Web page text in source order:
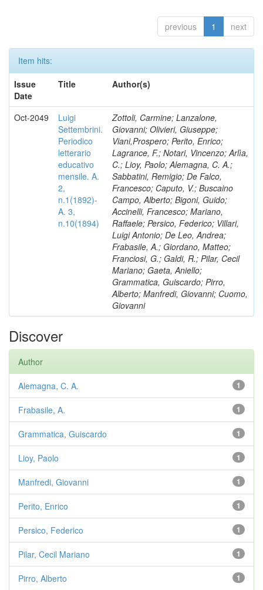
previous 1 next
Item hits:
Issue
Date
Title Author(s)
Oct-2049
Luigi
Settembrini.
Periodico
letterario
educativo
mensile. A.
2,
n.1(1892)-
A. 3,
n.10(1894)
Zottoli, Carmine; Lanzalone,
Giovanni; Olivieri, Giuseppe;
Viani,Prospero; Perito, Enrico;
Lagrance, F.; Notari, Vincenzo; Arlìa,
C.; Lioy, Paolo; Alemagna, C. A.;
Sabbatini, Remigio; De Falco,
Francesco; Caputo, V.; Buscaino
Campo, Alberto; Bigoni, Guido;
Accinelli, Francesco; Mariano,
Raffaele; Persico, Federico; Villari,
Luigi Antonio; De Leo, Andrea;
Frabasile, A.; Giordano, Matteo;
Franciosi, G.; Galdi, R.; Pilar, Cecil
Mariano; Gaeta, Aniello;
Grammatica, Guiscardo; Pirro,
Alberto; Manfredi, Giovanni; Cuomo,
Giovanni
Discover
Author
1
Alemagna, C. A.
1
Frabasile, A.
1
Grammatica, Guiscardo
1
Lioy, Paolo
1
Manfredi, Giovanni
1
Perito, Enrico
1
Persico, Federico
1
Pilar, Cecil Mariano
1
Pirro, Alberto